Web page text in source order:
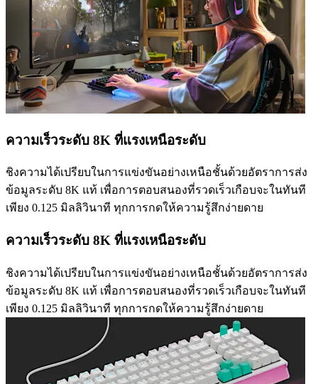
ความเร็วระดับ 8K ที่แรงเหนือระดับ
ชิงความได้เปรียบในการแข่งขันอย่างเหนือชั้นด้วยอัตราการส่ง
ข้อมูลระดับ 8K แท้ เพื่อการตอบสนองที่รวดเร็วเกือบจะในทันที
เพียง 0.125 มิลลิวินาที ทุกการกดให้ความรู้สึกง่ายดาย
ความเร็วระดับ 8K ที่แรงเหนือระดับ
ชิงความได้เปรียบในการแข่งขันอย่างเหนือชั้นด้วยอัตราการส่ง
ข้อมูลระดับ 8K แท้ เพื่อการตอบสนองที่รวดเร็วเกือบจะในทันที
เพียง 0.125 มิลลิวินาที ทุกการกดให้ความรู้สึกง่ายดาย